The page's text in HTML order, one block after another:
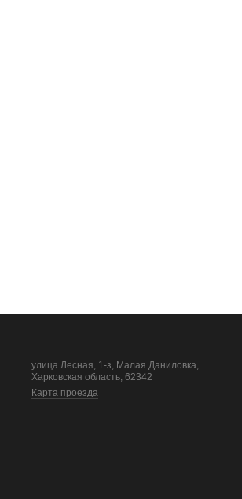
улица Лесная, 1-з, Малая Даниловка,
Харковская область, 62342
Карта проезда